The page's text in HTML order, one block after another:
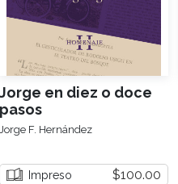
Jorge en diez o doce
pasos
Jorge F. Hernández
Impreso $100.00